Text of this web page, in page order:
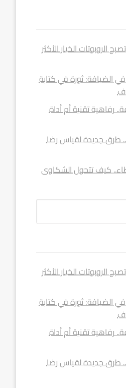
الخيار الأكثر
الضيافة: ثورة في كتابة
رفاهية تقنية أم أداة
طرق جديدة لقياس رضا
كيف تتحول الشكاوى
الخيار الأكثر
الضيافة: ثورة في كتابة
رفاهية تقنية أم أداة
طرق جديدة لقياس رضا